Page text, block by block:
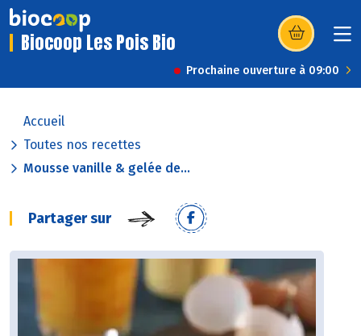
Biocoop Les Pois Bio (s’ouvre dans
Prochaine ouverture à 09:00
Accueil
Toutes nos recettes
Mousse vanille & gelée de...
Partager sur